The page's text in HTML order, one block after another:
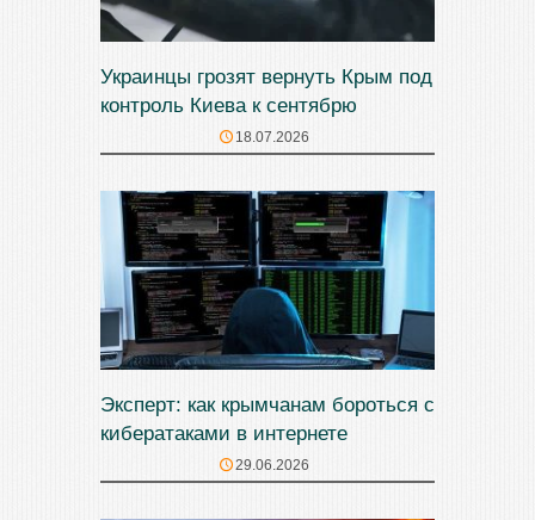
Украинцы грозят вернуть Крым под
контроль Киева к сентябрю
18.07.2026
Эксперт: как крымчанам бороться с
кибератаками в интернете
29.06.2026